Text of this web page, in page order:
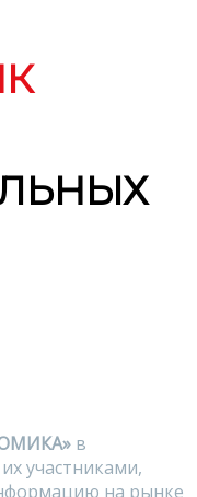
в
участниками,
на рынке